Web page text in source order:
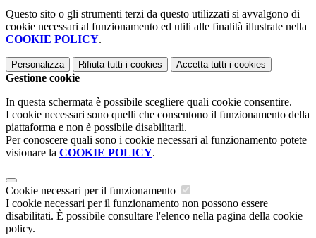
Questo sito o gli strumenti terzi da questo utilizzati si avvalgono di
cookie necessari al funzionamento ed utili alle finalità illustrate nella
COOKIE POLICY.
Personalizza Rifiuta tutti i cookies Accetta tutti i cookies
Gestione cookie
In questa schermata è possibile scegliere quali cookie consentire.
I cookie necessari sono quelli che consentono il funzionamento della
piattaforma e non è possibile disabilitarli.
Per conoscere quali sono i cookie necessari al funzionamento potete
visionare la COOKIE POLICY.
Cookie necessari per il funzionamento
I cookie necessari per il funzionamento non possono essere
disabilitati. È possibile consultare l'elenco nella pagina della cookie
policy.